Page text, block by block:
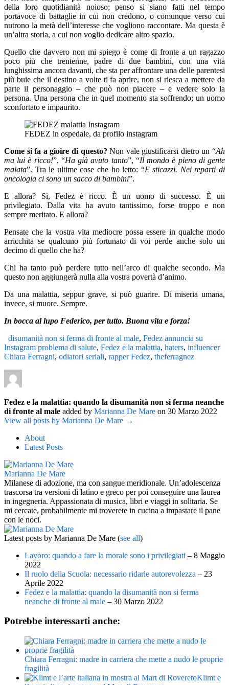
della loro quotidianità noioso; penso si siano fatti nel tempo
portavoce di battaglie in cui non credono, o comunque verso cui
nutrono la metà dell’interesse che vogliono raccontare. Ma questa è
un’altra storia, a cui non voglio dedicare altro spazio.
Quello che davvero non mi spiego è come di fronte a un ragazzo
poco più che trentenne, padre di due bambini, con una vita
lunghissima ancora davanti, che sta per affrontare una delle parentesi
più buie che il destino a volte ti fa aprire, non si riesca a mettere da
parte il personaggio – che può non piacere – e vedere solo la
persona. Una persona che in quel momento sta soffrendo; un uomo
sconfortato e impaurito.
FEDEZ in ospedale, da profilo instagram
Come si fa a gioire di questo? Non vale giustificarsi dietro un “Ah
ma lui è ricco!”, “Ha già avuto tanto”, “Il mondo è pieno di gente
malata”. Tra le ultime cose che ho letto: “E sticazzi. Nei reparti di
oncologia ci sono un sacco di bambini”.
E allora? Sì, Fedez è ricco. È un uomo di successo. È un
privilegiato. Dalla vita ha avuto tantissimo, forse troppo e non
sempre meritato. E allora?
Pensate che la vostra vita mediocre possa essere in qualche modo
arricchita se qualcuno più fortunato di voi perde anche solo un
decimo di quello che ha?
Chi ha tanto può perdere tutto nell’arco di qualche secondo. Ma
questo non aggiungerà nulla alla vostra povertà d’animo.
Da una malattia, seppur grave, si può guarire. Di miseria umana,
invece, si muore. Sempre.
In bocca al lupo Federico, per tutto. Buona vita e forza!
disumanità non si ferma di fronte al male, Fedez annuncia su
Instagram problema di salute, Fedez e la malattia, haters, influencer
Chiara Ferragni, odiatori seriali, rapper Fedez, theferragnez
Fedez e la malattia: quando la disumanità non si ferma neanche
di fronte al male added by Marianna De Mare on 30 Marzo 2022
View all posts by Marianna De Mare →
About
Latest Posts
Marianna De Mare
Milanese di adozione, ma con sangue meridionale. Un’adolescenza
trascorsa tra versioni di latino e greco per poi conseguire una laurea
in ingegneria. Appassionata di musica, libri e viaggi in solitaria. Se
mi cercate, probabilmente mi troverete in cucina a impastare il pane
con le noci.
Latest posts by Marianna De Mare (see all)
Lavoro: quando a fare la morale sono i privilegiati – 8 Maggio
2022
Il ruolo della Scuola: necessario ridarle autorevolezza – 23
Aprile 2022
Fedez e la malattia: quando la disumanità non si ferma
neanche di fronte al male – 30 Marzo 2022
Potrebbe interessarti anche:
Chiara Ferragni: madre in carriera che mette a nudo le proprie
fragilità
Klimt e